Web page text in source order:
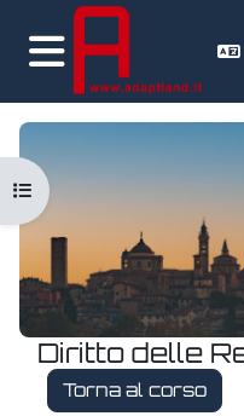
Vai al contenuto principale
Pannello laterale
Diritto delle
Torna al corso
Apri indice del corso